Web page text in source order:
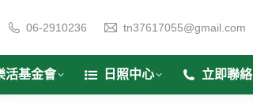
06-2910236 tn37617055@gmail.com
活基金會 日照中心 立即聯絡